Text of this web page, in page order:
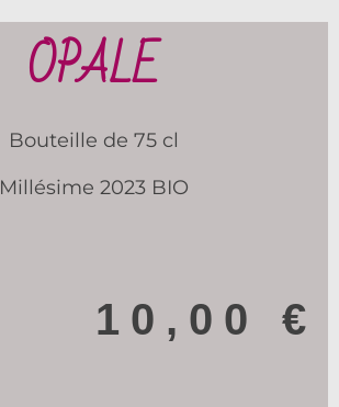
OPALE
Bouteille de 75 cl
Millésime 2023 BIO
10,00 €